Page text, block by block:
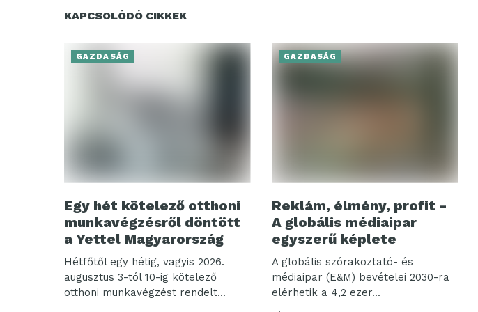
KAPCSOLÓDÓ CIKKEK
GAZDASÁG
Egy hét kötelező otthoni
munkavégzésről döntött
a Yettel Magyarország
Hétfőtől egy hétig, vagyis 2026.
augusztus 3-tól 10-ig kötelező
otthoni munkavégzést rendelt...
GAZDASÁG
Reklám, élmény, profit -
A globális médiaipar
egyszerű képlete
A globális szórakoztató- és
médiaipar (E&M) bevételei 2030-ra
elérhetik a 4,2 ezer...